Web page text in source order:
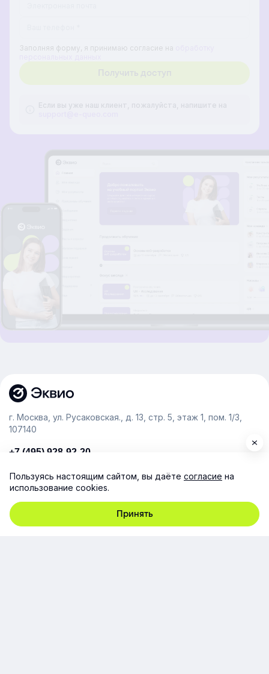
Заполняя форму, я принимаю согласие на
Если вы уже наш клиент, пожалуйста, напишите на
г. Москва, ул. Русаковская., д. 13, стр. 5, этаж 1, пом. 1/3,
107140
+7 (495) 928-92-20
Расскажем о платформе и предоставим бесплатный
демо-доступ
Пользуясь настоящим сайтом, вы даёте согласие на
использование cookies.
Принять